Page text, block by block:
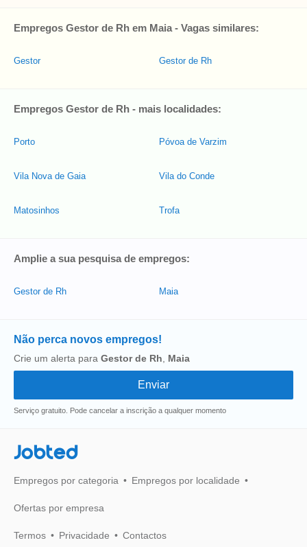
Empregos Gestor de Rh em Maia - Vagas similares:
Gestor Gestor de Rh
Empregos Gestor de Rh - mais localidades:
Porto
Vila Nova de Gaia
Matosinhos
Póvoa de Varzim
Vila do Conde
Trofa
Amplie a sua pesquisa de empregos:
Gestor de Rh Maia
Não perca novos empregos!
Crie um alerta para Gestor de Rh Maia
Serviço gratuito. Pode cancelar a inscrição a qualquer momento
Jobted
Empregos por categoria Empregos por localidade
Ofertas por empresa
Termos Privacidade Contactos